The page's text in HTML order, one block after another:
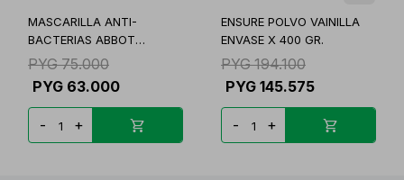
MASCARILLA ANTI-
BACTERIAS ABBOT
LAVABLE
PYG 75.000
PYG 63.000
- +
ENSURE POLVO VAINILLA
ENVASE X 400 GR.
PYG 194.100
PYG 145.575
- +